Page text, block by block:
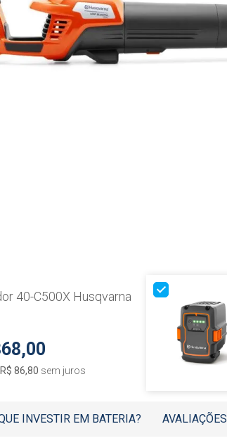
40-C500X Husqvarna
R$ 86,80 sem juros
INVESTIR EM BATERIA? AVALIAÇÕES